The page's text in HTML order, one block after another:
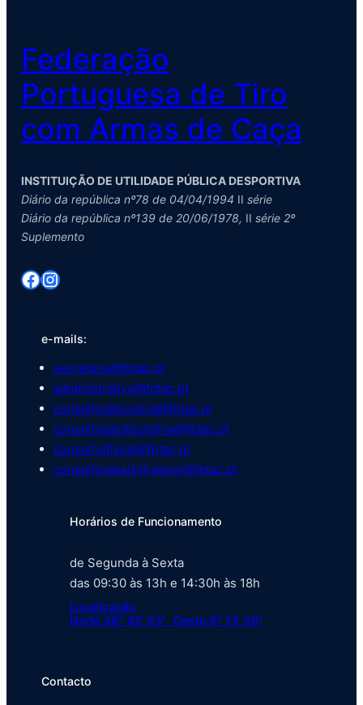
Federação
Portuguesa de Tiro
com Armas de Caça
INSTITUIÇÃO DE UTILIDADE PÚBLICA DESPORTIVA
Diário da república nº78 de 04/04/1994 II série
Diário da república nº139 de 20/06/1978, II série 2º
Suplemento
Facebook Instagram
e-mails:
secretaria@fptac.pt
administrativo@fptac.pt
conselhodejustica@fptac.pt
conselhodedisciplina@fptac.pt
conselhofiscal@fptac.pt
conselhodearbitragem@fptac.pt
Horários de Funcionamento
de Segunda à Sexta
das 09:30 às 13h e 14:30h às 18h
Localização
Norte 38º 42′ 53” Oeste 9º 13′ 59”
Contacto